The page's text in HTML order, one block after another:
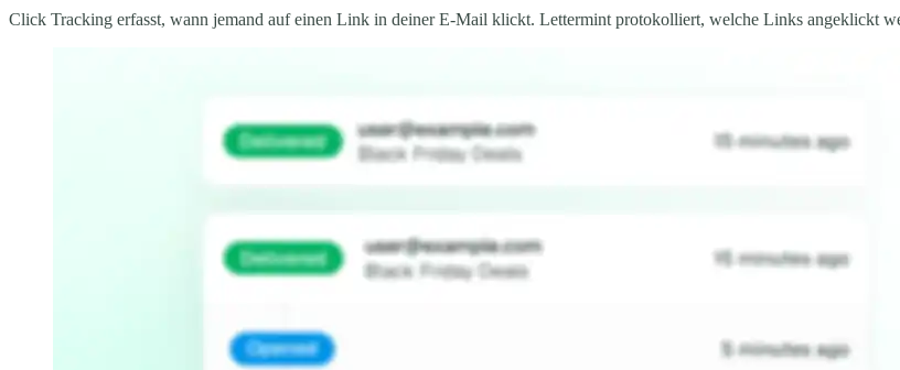
Click Tracking erfasst, wann jemand auf einen Link in deiner E-Mail klickt. Lettermint protokolliert, welche Links angeklickt